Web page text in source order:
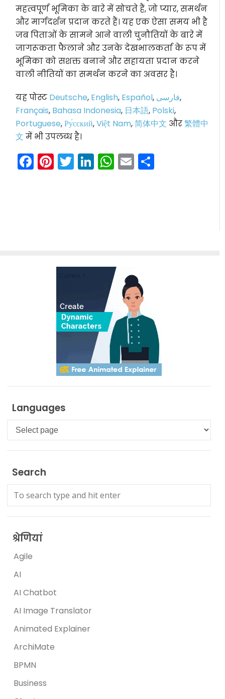
महत्वपूर्ण भूमिका के बारे में सोचते हैं, जो प्यार, समर्थन
और मार्गदर्शन प्रदान करते हैं। यह एक ऐसा समय भी है
जब पिताओं के सामने आने वाली चुनौतियों के बारे में
जागरूकता फैलाने और उनके देखभालकर्ता के रूप में
भूमिका को सशक्त बनाने और सहायता प्रदान करने
वाली नीतियों का समर्थन करने का अवसर है।
यह पोस्ट Deutsche, English, Español, فارسی,
Français, Bahasa Indonesia, 日本語, Polski,
Portuguese,Ру́сский,Việt Nam,简体中文 और繁體中
文 में भी उपलब्ध है।
Facebook
Pinterest
Twitter
LinkedIn
WhatsApp
Email
Languages
Languages
Search
श्रेणियां
Agile
AI
AI Chatbot
AI Image Translator
Animated Explainer
ArchiMate
BPMN
Business